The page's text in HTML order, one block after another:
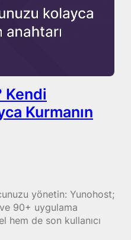
Kendi
Kurmanın
yönetin: Yunohost;
90+ uygulama
hem de son kullanıcı